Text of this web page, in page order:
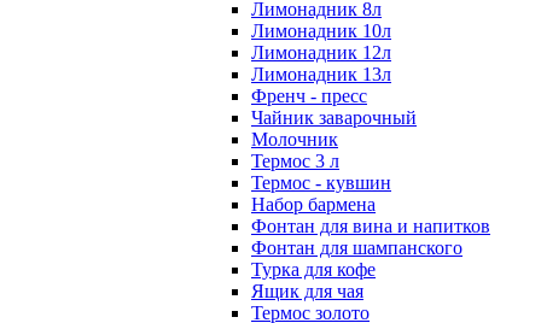
Лимонадник 8л
Лимонадник 10л
Лимонадник 12л
Лимонадник 13л
Френч - пресс
Чайник заварочный
Молочник
Термос 3 л
Термос - кувшин
Набор бармена
Фонтан для вина и напитков
Фонтан для шампанского
Турка для кофе
Ящик для чая
Термос золото